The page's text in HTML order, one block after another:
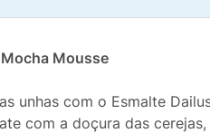
Mousse
unhas com o Esmalte
com a doçura das